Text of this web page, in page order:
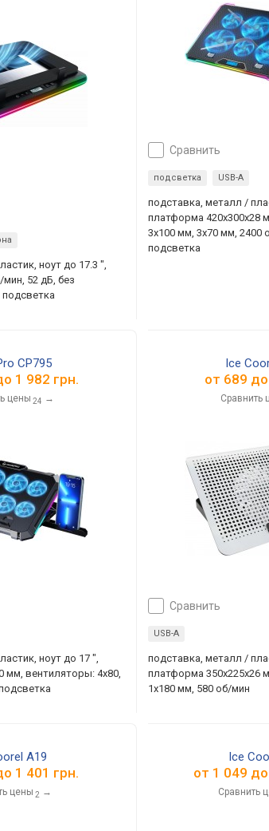
ноут до 17.3 ",
52 дБ, без
подсветка
сравнить
подсветка USB-A
подставка, металл /
платформа 420x300x28
3x100 мм, 3х70 мм, 2400
подсветка
CP795
1 982 грн.
цены 24 →
ноут до 17 ",
мм, вентиляторы: 4х80,
Ice
от 689 до
Сравнить
сравнить
USB-A
подставка, металл /
платформа 350x225x26
1x180 мм, 580 об/мин
A19
1 401 грн.
цены 2 →
Ice
от 1 049 до
Сравнить